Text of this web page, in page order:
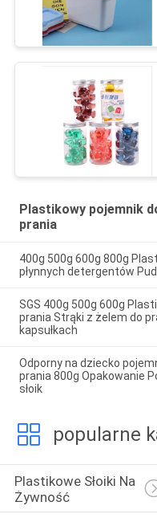
Plastikowy pojemnik
prania
400g 500g 600g 800g
płynnych detergentów
SGS 400g 500g 600g
prania Strąki z żelem do
kapsułkach
Odporny na dziecko
prania 800g Opakowanie
słoik
popularne
Plastikowe Słoiki Na
Żywność